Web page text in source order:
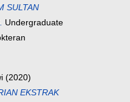
SULTAN
Undergraduate
(2020)
EKSTRAK